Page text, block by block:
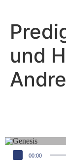
und
Audio-Player
00:00